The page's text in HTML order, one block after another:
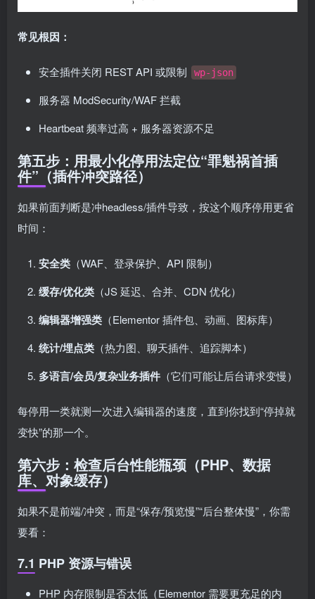
常见根因：
安全插件关闭 REST API 或限制 wp-json
服务器 ModSecurity/WAF 拦截
Heartbeat 频率过高 + 服务器资源不足
第五步：用最小化停用法定位“罪魁祸首插
件”（插件冲突路径）
如果前面判断是冲headless/插件导致，按这个顺序停用更省
时间：
安全类 （WAF、登录保护、API 限制）
缓存/优化类 （JS 延迟、合并、CDN 优化）
编辑器增强类 （Elementor 插件包、动画、图标库）
统计/埋点类 （热力图、聊天插件、追踪脚本）
多语言/会员/复杂业务插件 （它们可能让后台请求变慢）
每停用一类就测一次进入编辑器的速度，直到你找到“停掉就
变快”的那一个。
第六步：检查后台性能瓶颈（PHP、数据
库、对象缓存）
如果不是前端/冲突，而是“保存/预览慢”“后台整体慢”，你需
要看：
7.1 PHP 资源与错误
PHP 内存限制是否太低（Elementor 需要更充足的内